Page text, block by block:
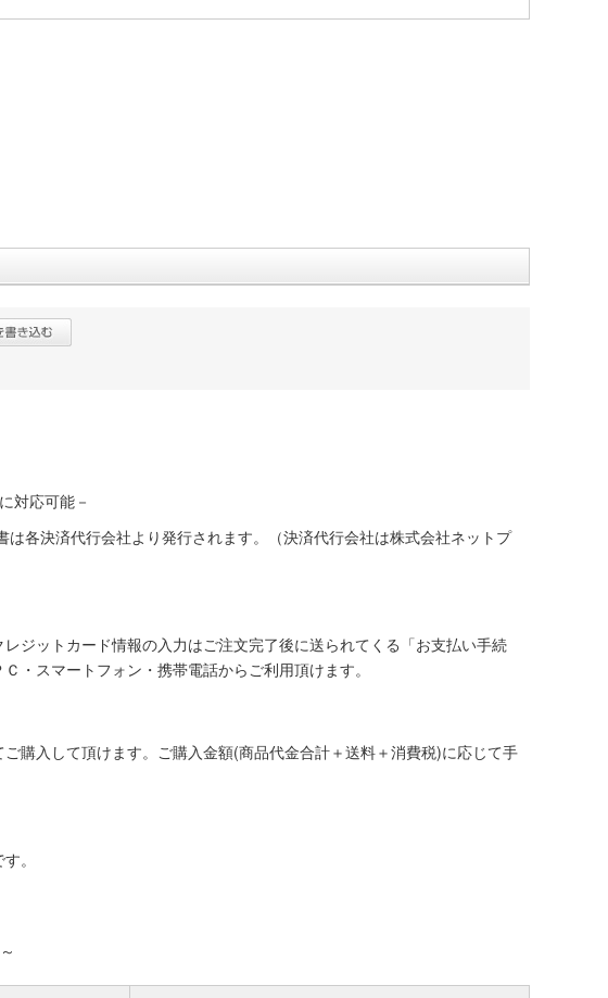
対応可能－
各決済代行会社より発行されます。（決済代行会社は株式会社ネットプ
ジットカード情報の入力はご注文完了後に送られてくる「お支払い手続
・スマートフォン・携帯電話からご利用頂けます。
購入して頂けます。ご購入金額(商品代金合計＋送料＋消費税)に応じて手
。